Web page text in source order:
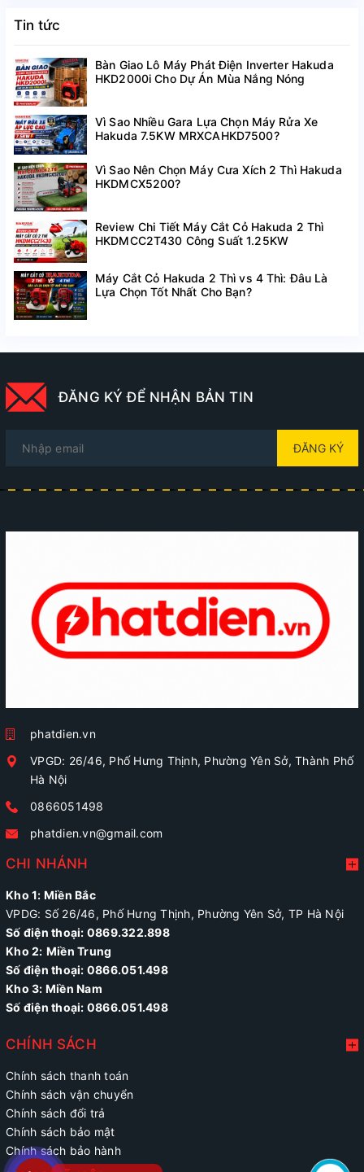
Tin tức
Bàn Giao Lô Máy Phát Điện Inverter Hakuda
HKD2000i Cho Dự Án Mùa Nắng Nóng
Vì Sao Nhiều Gara Lựa Chọn Máy Rửa Xe
Hakuda 7.5KW MRXCAHKD7500?
Vì Sao Nên Chọn Máy Cưa Xích 2 Thì Hakuda
HKDMCX5200?
Review Chi Tiết Máy Cắt Cỏ Hakuda 2 Thì
HKDMCC2T430 Công Suất 1.25KW
Máy Cắt Cỏ Hakuda 2 Thì vs 4 Thì: Đâu Là
Lựa Chọn Tốt Nhất Cho Bạn?
ĐĂNG KÝ ĐỂ NHẬN BẢN TIN
ĐĂNG KÝ
phatdien.vn
VPGD: 26/46, Phố Hưng Thịnh, Phường Yên Sở, Thành Phố
Hà Nội
0866051498
phatdien.vn@gmail.com
CHI NHÁNH
Kho 1: Miền Bắc
VPDG: Số 26/46, Phố Hưng Thịnh, Phường Yên Sở, TP Hà Nội
Số điện thoại: 0869.322.898
Kho 2: Miền Trung
Số điện thoại: 0866.051.498
Kho 3: Miền Nam
Số điện thoại: 0866.051.498
CHÍNH SÁCH
Chính sách thanh toán
Chính sách vận chuyển
Chính sách đổi trả
Chính sách bảo mật
Chính sách bảo hành